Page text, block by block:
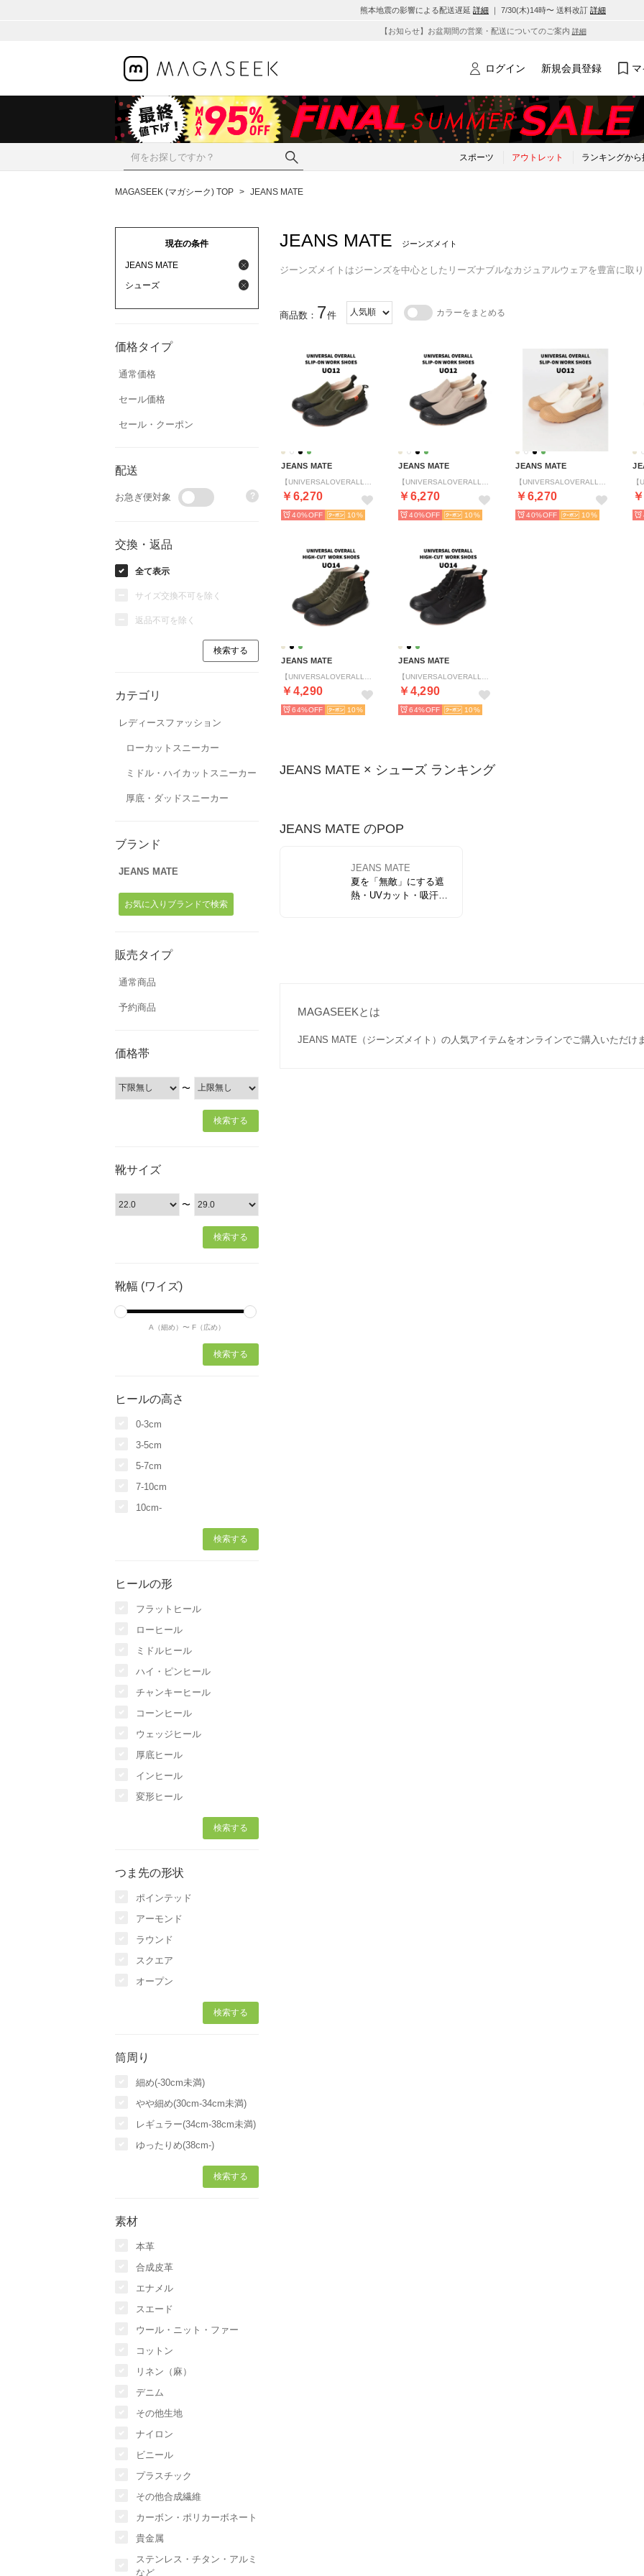
熊本地震の影響による配送遅延 詳細 ｜ 7/30(木)14時〜 送料改訂 詳細
【お知らせ】お盆期間の営業・配送についてのご案内 詳細
ログイン 新規会員登録
スポーツ アウトレット ランキングから
MAGASEEK (マガシーク) TOP > JEANS MATE
現在の条件
JEANS MATE
シューズ
価格タイプ
通常価格
セール価格
セール・クーポン
配送
お急ぎ便対象 ?
交換・返品
全て表示
サイズ交換不可を除く
返品不可を除く
カテゴリ
レディースファッション
ローカットスニーカー
ミドル・ハイカットスニーカー
厚底・ダッドスニーカー
ブランド
JEANS MATE
お気に入りブランドで検索
販売タイプ
通常商品
予約商品
価格帯
〜
靴サイズ
〜
靴幅 (ワイズ)
A（細め）〜 F（広め）
ヒールの高さ
0-3cm
3-5cm
5-7cm
7-10cm
10cm-
ヒールの形
フラットヒール
ローヒール
ミドルヒール
ハイ・ピンヒール
チャンキーヒール
コーンヒール
ウェッジヒール
厚底ヒール
インヒール
変形ヒール
つま先の形状
ポインテッド
アーモンド
ラウンド
スクエア
オープン
筒周り
細め(-30cm未満)
やや細め(30cm-34cm未満)
レギュラー(34cm-38cm未満)
ゆったりめ(38cm-)
素材
本革
合成皮革
エナメル
スエード
ウール・ニット・ファー
コットン
リネン（麻）
デニム
その他生地
ナイロン
ビニール
プラスチック
その他合成繊維
カーボン・ポリカーボネート
貴金属
ステンレス・チタン・アルミ
など
JEANS MATE ジーンズメイト
ジーンズメイトはジーンズを中心としたリーズナブルなカジュアルウェアを豊富に取
商品数： 7件 カラーをまとめる
JEANS MATE
￥6,270
40% 10
JEANS MATE
￥6,270
40% 10
JEANS MATE
￥6,270
40% 10
JEANS MATE
￥4,290
64% 10
JEANS MATE
￥4,290
64% 10
JEANS MATE × シューズ ランキング
JEANS MATE のPOP
JEANS MATE
夏を「無敵」にする遮
熱・UVカット・吸汗速
MAGASEEKとは
JEANS MATE（ジーンズメイト）の人気アイテムをオンラインでご購入いただけ